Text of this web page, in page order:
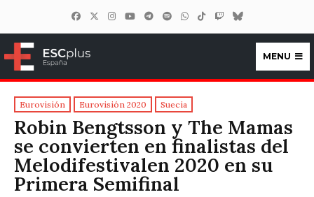
ESCplus España
MENU
Eurovisión Eurovisión 2020 Suecia
Robin Bengtsson y The Mamas
se convierten en finalistas del
Melodifestivalen 2020 en su
Primera Semifinal